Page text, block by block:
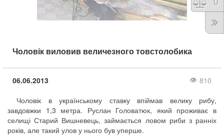
Чоловік виловив величезного товстолобика
06.06.2013
810
Чоловік в українському ставку впіймав велику рибу,
завдовжки 1,3 метра. Руслан Головатюк, який проживає в
селищі Старий Вишневець, займається ловом риби з ранніх
років, але такий улов у нього був уперше.
0